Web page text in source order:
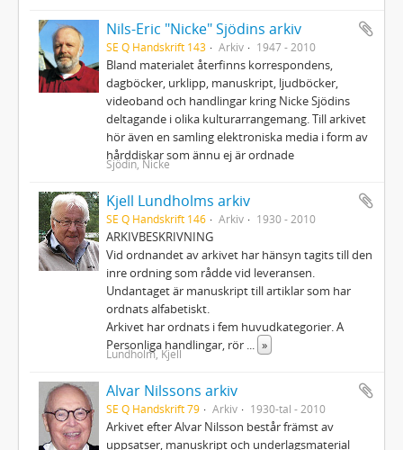
Nils-Eric "Nicke" Sjödins arkiv
SE Q Handskrift 143 Arkiv 1947 - 2010
Bland materialet återfinns korrespondens,
dagböcker, urklipp, manuskript, ljudböcker,
videoband och handlingar kring Nicke Sjödins
deltagande i olika kulturarrangemang. Till arkivet
hör även en samling elektroniska media i form av
hårddiskar som ännu ej är ordnade
Sjödin, Nicke
Kjell Lundholms arkiv
SE Q Handskrift 146 Arkiv 1930 - 2010
ARKIVBESKRIVNING
Vid ordnandet av arkivet har hänsyn tagits till den
inre ordning som rådde vid leveransen.
Undantaget är manuskript till artiklar som har
ordnats alfabetiskt.
Arkivet har ordnats i fem huvudkategorier. A
Personliga handlingar, rör
»
Lundholm, Kjell
Alvar Nilssons arkiv
SE Q Handskrift 79 Arkiv 1930-tal - 2010
Arkivet efter Alvar Nilsson består främst av
uppsatser, manuskript och underlagsmaterial